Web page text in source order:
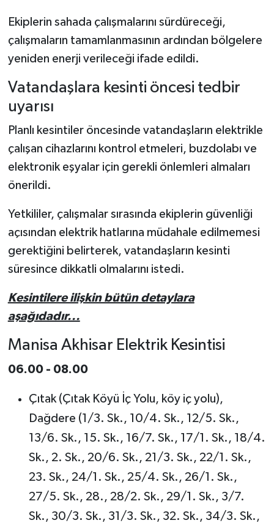
Ekiplerin sahada çalışmalarını sürdüreceği,
çalışmaların tamamlanmasının ardından bölgelere
yeniden enerji verileceği ifade edildi.
Vatandaşlara kesinti öncesi tedbir
uyarısı
Planlı kesintiler öncesinde vatandaşların elektrikle
çalışan cihazlarını kontrol etmeleri, buzdolabı ve
elektronik eşyalar için gerekli önlemleri almaları
önerildi.
Yetkililer, çalışmalar sırasında ekiplerin güvenliği
açısından elektrik hatlarına müdahale edilmemesi
gerektiğini belirterek, vatandaşların kesinti
süresince dikkatli olmalarını istedi.
Kesintilere ilişkin bütün detaylara
aşağıdadır...
Manisa Akhisar Elektrik Kesintisi
06.00 - 08.00
Çıtak (Çıtak Köyü İç Yolu, köy iç yolu),
Dağdere (1/3. Sk., 10/4. Sk., 12/5. Sk.,
13/6. Sk., 15. Sk., 16/7. Sk., 17/1. Sk., 18/4.
Sk., 2. Sk., 20/6. Sk., 21/3. Sk., 22/1. Sk.,
23. Sk., 24/1. Sk., 25/4. Sk., 26/1. Sk.,
27/5. Sk., 28., 28/2. Sk., 29/1. Sk., 3/7.
Sk., 30/3. Sk., 31/3. Sk., 32. Sk., 34/3. Sk.,